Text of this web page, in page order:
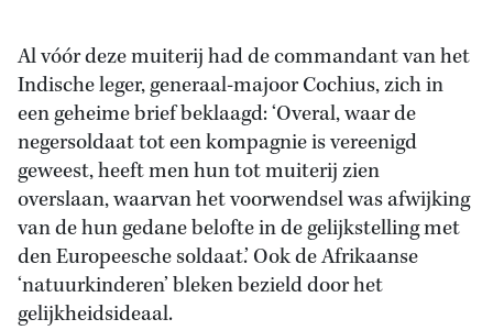
Al vóór deze muiterij had de commandant van het
Indische leger, generaal-majoor Cochius, zich in
een geheime brief beklaagd: ‘Overal, waar de
negersoldaat tot een kompagnie is vereenigd
geweest, heeft men hun tot muiterij zien
overslaan, waarvan het voorwendsel was afwijking
van de hun gedane belofte in de gelijkstelling met
den Europeesche soldaat.’ Ook de Afrikaanse
‘natuurkinderen’ bleken bezield door het
gelijkheidsideaal.